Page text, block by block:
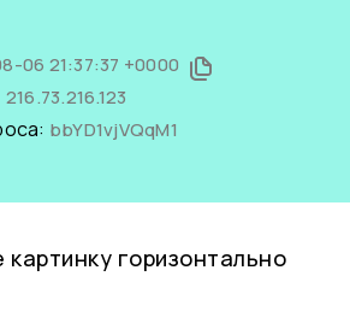
06 21:37:37 +0000
216.73.216.123
bbYD1vjVQqM1
картинку горизонтально